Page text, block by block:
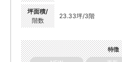
坪面積/
階数
23.33坪/3階
特徴